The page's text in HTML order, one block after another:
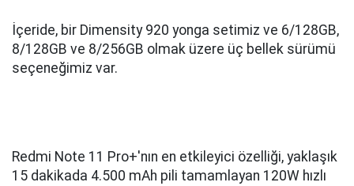
İçeride, bir Dimensity 920 yonga setimiz ve 6/128GB,
8/128GB ve 8/256GB olmak üzere üç bellek sürümü
seçeneğimiz var.
Redmi Note 11 Pro+'nın en etkileyici özelliği, yaklaşık
15 dakikada 4.500 mAh pili tamamlayan 120W hızlı